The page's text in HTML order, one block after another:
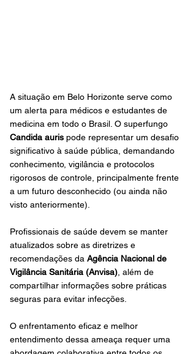
A situação em Belo Horizonte serve como
um alerta para médicos e estudantes de
medicina em todo o Brasil. O superfungo
Candida auris pode representar um desafio
significativo à saúde pública, demandando
conhecimento, vigilância e protocolos
rigorosos de controle, principalmente frente
a um futuro desconhecido (ou ainda não
visto anteriormente).
Profissionais de saúde devem se manter
atualizados sobre as diretrizes e
recomendações da Agência Nacional de
Vigilância Sanitária (Anvisa) , além de
compartilhar informações sobre práticas
seguras para evitar infecções.
O enfrentamento eficaz e melhor
entendimento dessa ameaça requer uma